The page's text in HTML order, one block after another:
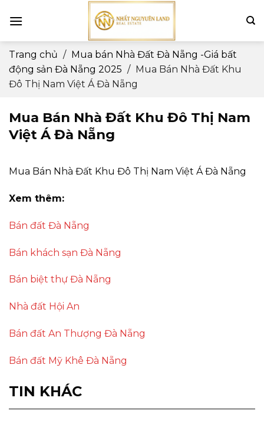
Trang chủ / Mua bán Nhà Đất Đà Nẵng -Giá bất
động sản Đà Nẵng 2025 / Mua Bán Nhà Đất Khu
Đô Thị Nam Việt Á Đà Nẵng
Mua Bán Nhà Đất Khu Đô Thị Nam
Việt Á Đà Nẵng
Mua Bán Nhà Đất Khu Đô Thị Nam Việt Á Đà Nẵng
Xem thêm:
Bán đất Đà Nẵng
Bán khách sạn Đà Nẵng
Bán biệt thự Đà Nẵng
Nhà đất Hội An
Bán đất An Thượng Đà Nẵng
Bán đất Mỹ Khê Đà Nẵng
TIN KHÁC